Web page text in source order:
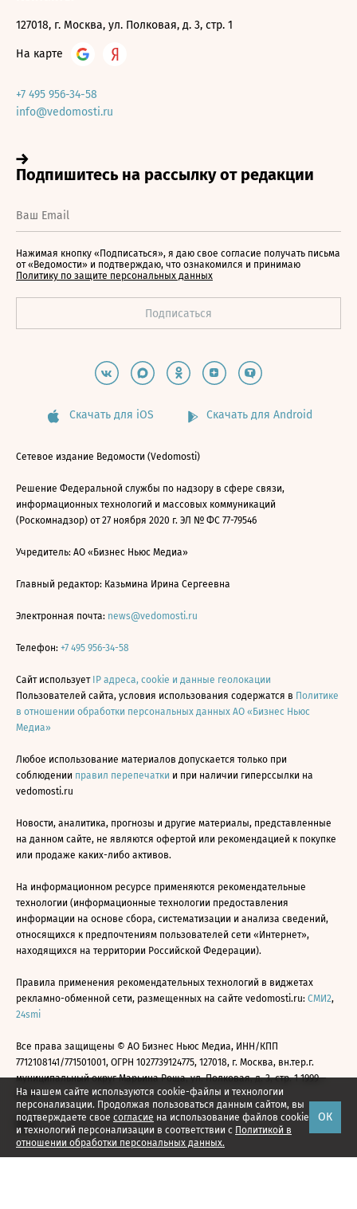
На нашем сайте используются cookie-файлы и технологии
персонализации. Продолжая пользоваться данным сайтом, вы
подтверждаете свое согласие на использование файлов cookie
и технологий персонализации в соответствии с Политикой в
отношении обработки персональных данных.
ОК
127018, г. Москва, ул. Полковая, д. 3, стр. 1
На карте
+7 495 956-34-58
info@vedomosti.ru
Нажимая кнопку «Подписаться», я даю свое согласие получать письма
от «Ведомости» и подтверждаю, что ознакомился и принимаю
Политику по защите персональных данных
Скачать для iOS Скачать для Android
Сетевое издание Ведомости (Vedomosti)
Решение Федеральной службы по надзору в сфере связи,
информационных технологий и массовых коммуникаций
(Роскомнадзор) от 27 ноября 2020 г. ЭЛ № ФС 77-79546
Учредитель: АО «Бизнес Ньюс Медиа»
Главный редактор: Казьмина Ирина Сергеевна
Электронная почта: news@vedomosti.ru
Телефон: +7 495 956-34-58
Сайт использует IP адреса, cookie и данные геолокации
Пользователей сайта, условия использования содержатся в Политике
в отношении обработки персональных данных АО «Бизнес Ньюс
Медиа»
Любое использование материалов допускается только при
соблюдении правил перепечатки и при наличии гиперссылки на
vedomosti.ru
Новости, аналитика, прогнозы и другие материалы, представленные
на данном сайте, не являются офертой или рекомендацией к покупке
или продаже каких-либо активов.
На информационном ресурсе применяются рекомендательные
технологии (информационные технологии предоставления
информации на основе сбора, систематизации и анализа сведений,
относящихся к предпочтениям пользователей сети «Интернет»,
находящихся на территории Российской Федерации).
Правила применения рекомендательных технологий в виджетах
рекламно-обменной сети, размещенных на сайте vedomosti.ru: СМИ2,
24smi
Все права защищены © АО Бизнес Ньюс Медиа, ИНН/КПП
7712108141/771501001, ОГРН 1027739124775, 127018, г. Москва, вн.тер.г.
муниципальный округ Марьина Роща, ул. Полковая, д. 3, стр. 1 1999—
2026